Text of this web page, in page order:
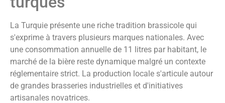
La Turquie présente une riche tradition brassicole qui
s'exprime à travers plusieurs marques nationales. Avec
une consommation annuelle de 11 litres par habitant, le
marché de la bière reste dynamique malgré un contexte
réglementaire strict. La production locale s'articule autour
de grandes brasseries industrielles et d'initiatives
artisanales novatrices.